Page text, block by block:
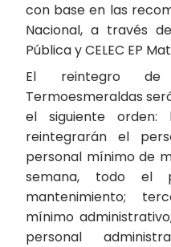
con base en las
Nacional, a través
Pública y CELEC EP
El reintegro
Termoesmeraldas
el siguiente
reintegrarán el
personal mínimo de
semana, todo el
mantenimiento;
mínimo
personal